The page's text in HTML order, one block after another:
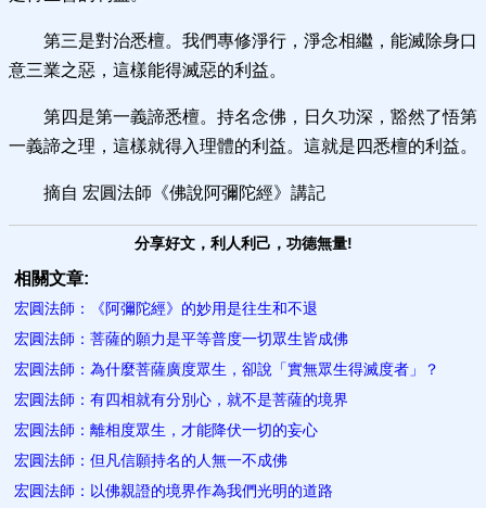
第三是對治悉檀。我們專修淨行，淨念相繼，能滅除身口
意三業之惡，這樣能得滅惡的利益。
第四是第一義諦悉檀。持名念佛，日久功深，豁然了悟第
一義諦之理，這樣就得入理體的利益。這就是四悉檀的利益。
摘自 宏圓法師《佛說阿彌陀經》講記
分享好文，利人利己，功德無量!
相關文章:
宏圓法師：《阿彌陀經》的妙用是往生和不退
宏圓法師：菩薩的願力是平等普度一切眾生皆成佛
宏圓法師：為什麼菩薩廣度眾生，卻說「實無眾生得滅度者」？
宏圓法師：有四相就有分別心，就不是菩薩的境界
宏圓法師：離相度眾生，才能降伏一切的妄心
宏圓法師：但凡信願持名的人無一不成佛
宏圓法師：以佛親證的境界作為我們光明的道路